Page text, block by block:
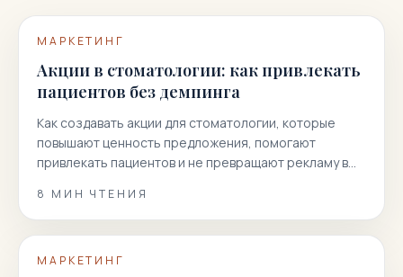
МАРКЕТИНГ
Акции в стоматологии: как привлекать
пациентов без демпинга
Как создавать акции для стоматологии, которые
повышают ценность предложения, помогают
привлекать пациентов и не превращают рекламу в
8 МИН ЧТЕНИЯ
МАРКЕТИНГ